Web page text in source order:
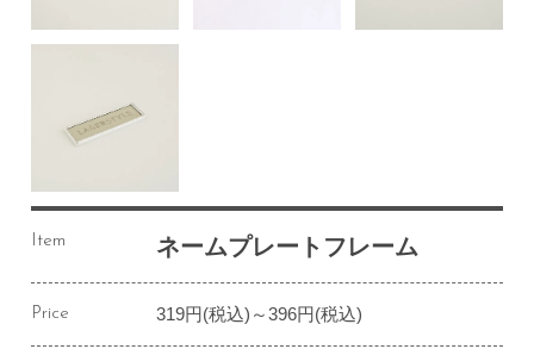
Item ネームプレートフレーム
Price 319円(税込)～396円(税込)